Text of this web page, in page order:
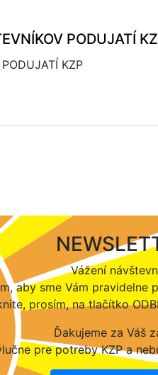
PODUJATÍ
KZP
Vážení
aby sme Vám pravidelne
prosím, na tlačítko
Ďakujeme za Váš
pre potreby KZP a